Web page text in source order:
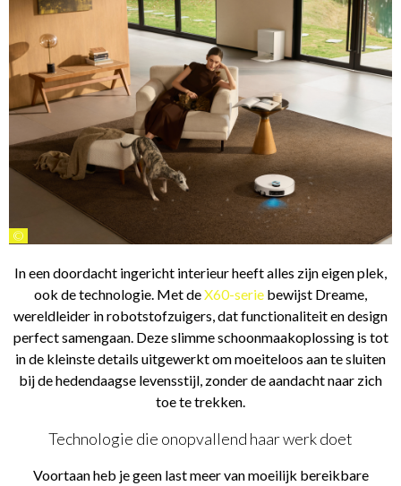
©
In een doordacht ingericht interieur heeft alles zijn eigen plek,
ook de technologie. Met deX60-serie bewijst Dreame,
wereldleider in robotstofzuigers, dat functionaliteit en design
perfect samengaan. Deze slimme schoonmaakoplossing is tot
in de kleinste details uitgewerkt om moeiteloos aan te sluiten
bij de hedendaagse levensstijl, zonder de aandacht naar zich
toe te trekken.
Technologie die onopvallend haar werk doet
Voortaan heb je geen last meer van moeilijk bereikbare